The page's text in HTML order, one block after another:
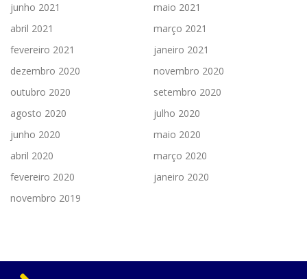
junho 2021
maio 2021
abril 2021
março 2021
fevereiro 2021
janeiro 2021
dezembro 2020
novembro 2020
outubro 2020
setembro 2020
agosto 2020
julho 2020
junho 2020
maio 2020
abril 2020
março 2020
fevereiro 2020
janeiro 2020
novembro 2019